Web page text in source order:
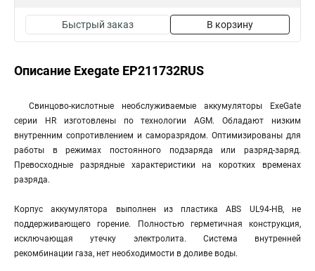
Быстрый заказ В корзину
Описание Exegate EP211732RUS
Свинцово-кислотные необслуживаемые аккумуляторы ExeGate
серии HR изготовлены по технологии AGM. Обладают низким
внутренним сопротивлением и саморазрядом. Оптимизированы для
работы в режимах постоянного подзаряда или разряд-заряд.
Превосходные разрядные характеристики на коротких временах
разряда.
Корпус аккумулятора выполнен из пластика ABS UL94-HB, не
поддерживающего горение. Полностью герметичная конструкция,
исключающая утечку электролита. Система внутренней
рекомбинации газа, нет необходимости в доливе воды.